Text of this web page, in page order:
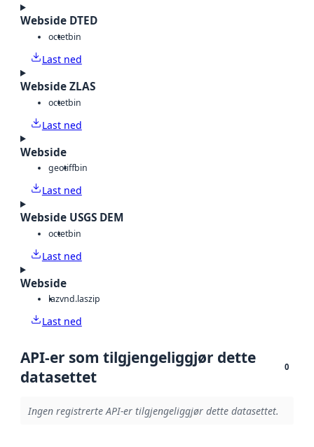
Webside DTED
octetbin
Last ned
Webside ZLAS
octetbin
Last ned
Webside
geotiffbin
Last ned
Webside USGS DEM
octetbin
Last ned
Webside
lazvnd.laszip
Last ned
API-er som tilgjengeliggjør dette
datasettet
0
Ingen registrerte API-er tilgjengeliggjør dette datasettet.